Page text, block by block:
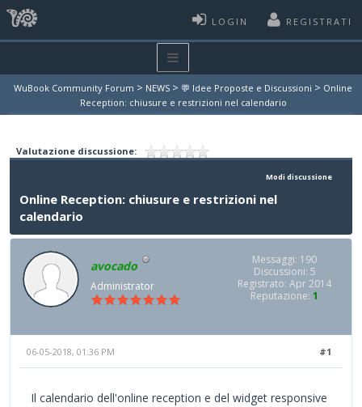
LOGIN REGISTRATI
WuBook Community Forum > NEWS > 💬 Idee Proposte e Discussioni > Online
Reception: chiusure e restrizioni nel calendario
Valutazione discussione:
Modi discussione
Online Reception: chiusure e restrizioni nel
calendario
avocado
Administrator
Messaggi: 190
Discussioni: 5
Registrato: Apr 2014
Reputazione: 1
#1
06-05-2018, 01:36 PM
Il calendario dell'online reception e del widget responsive